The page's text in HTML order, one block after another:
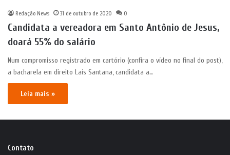
Redação News 31 de outubro de 2020 0
Candidata a vereadora em Santo Antônio de Jesus,
doará 55% do salário
Num compromisso registrado em cartório (confira o vídeo no final do post),
a bacharela em direito Laís Santana, candidata a…
Leia mais »
Contato